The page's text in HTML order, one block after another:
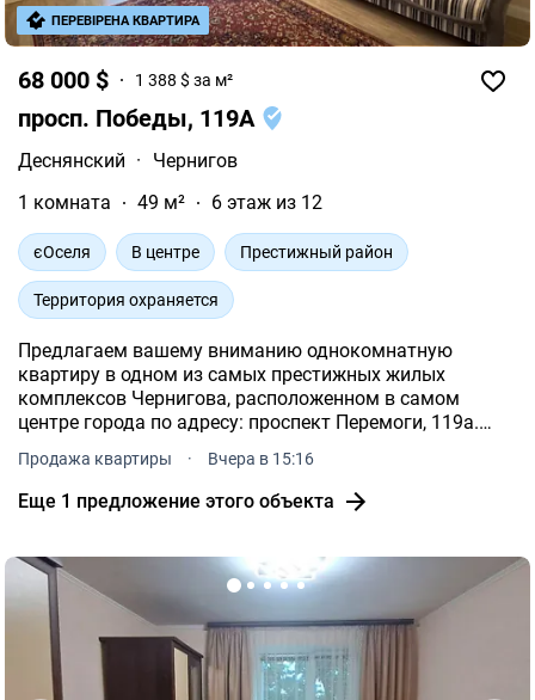
68 000 $ 1 388 $ за м²
просп. Победы, 119А
Деснянский ·
Чернигов
1 комната
49 м² 6 этаж из 12
єОселя В центре Престижный район
Территория охраняется
Предлагаем вашему вниманию однокомнатную
квартиру в одном из самых престижных жилых
комплексов Чернигова, расположенном в самом
центре города по адресу: проспект Перемоги, 119а.
Продажа квартиры · Вчера в 15:16
Еще 1 предложение этого объекта
ПЕРЕВІРЕНА КВАРТИРА